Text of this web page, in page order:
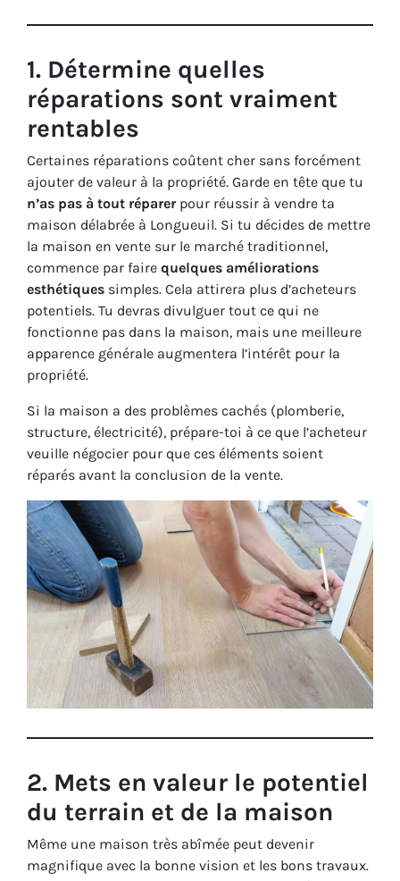
1. Détermine quelles
réparations sont vraiment
rentables
Certaines réparations coûtent cher sans forcément
ajouter de valeur à la propriété. Garde en tête que tu
n’as pas à tout réparerpour réussir à vendre ta
maison délabrée à Longueuil. Si tu décides de mettre
la maison en vente sur le marché traditionnel,
commence par faire quelques améliorations
esthétiques simples. Cela attirera plus d’acheteurs
potentiels. Tu devras divulguer tout ce qui ne
fonctionne pas dans la maison, mais une meilleure
apparence générale augmentera l’intérêt pour la
propriété.
Si la maison a des problèmes cachés (plomberie,
structure, électricité), prépare-toi à ce que l’acheteur
veuille négocier pour que ces éléments soient
réparés avant la conclusion de la vente.
2. Mets en valeur le potentiel
du terrain et de la maison
Même une maison très abîmée peut devenir
magnifique avec la bonne vision et les bons travaux.